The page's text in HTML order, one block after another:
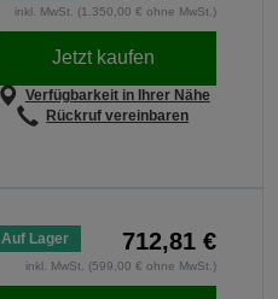
inkl. MwSt. (1.350,00 € ohne MwSt.)
Jetzt kaufen
Verfügbarkeit in Ihrer Nähe
Rückruf vereinbaren
Auf Lager 712,81 €
inkl. MwSt. (599,00 € ohne MwSt.)